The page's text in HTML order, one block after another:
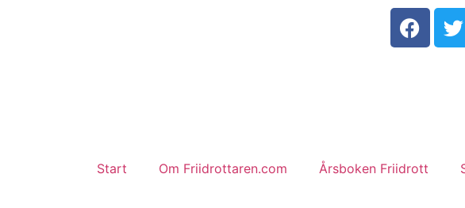
Start Om Friidrottaren.com Årsboken Friidrott